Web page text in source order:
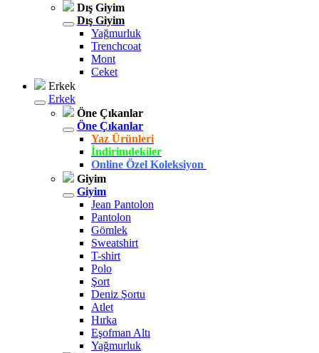
Dış Giyim
Dış Giyim
Yağmurluk
Trenchcoat
Mont
Ceket
Erkek
Erkek
Öne Çıkanlar
Öne Çıkanlar
Yaz Ürünleri
İndirimdekiler
Online Özel Koleksiyon
Giyim
Giyim
Jean Pantolon
Pantolon
Gömlek
Sweatshirt
T-shirt
Polo
Şort
Deniz Şortu
Atlet
Hırka
Eşofman Altı
Yağmurluk